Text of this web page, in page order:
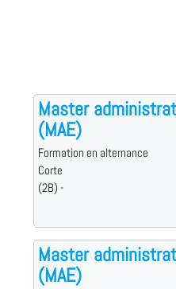
Master
(MAE)
Formation en alternance
Corte
(2B) -
Master
(MAE)